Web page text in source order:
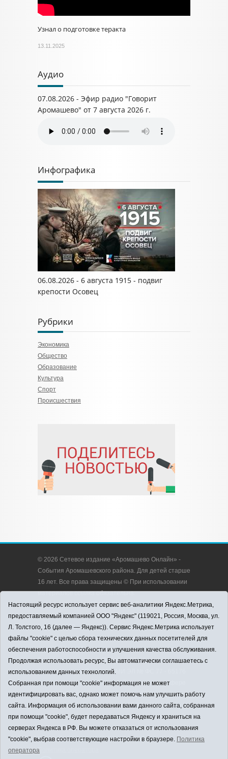
Узнал о подготовке теракта
13.11.2025
Аудио
07.08.2026 - Эфир радио "Говорит
Аромашево" от 7 августа 2026 г.
Инфографика
06.08.2026 - 6 августа 1915 - подвиг
крепости Осовец
Рубрики
Экономика
Общество
Образование
Культура
Спорт
Происшествия
© 2026 Сетевое издание «Аромашево Онлайн» -
События Аромашевского района. Для детей старше
16 лет. Все права защищены © При использовании
материалов ссылка обязательна.
Адрес редакции: 627350, Россия, Тюменская
область, Аромашевский район, с. Аромашево, ул.
Кирова, д. 13.
Адрес электронной почты редакции:
strudu72@obl72.ru
Телефон редакции: 8 (34545) 2-30-58
Регистрационный номер СМИ ЭЛ № ФС 77 - 65176
выдано Федеральной службой по надзору в сфере
связи, информационных технологий и массовых
коммуникаций (Роскомнадзор) 28.03.2016 г.
Учредитель: АНО «Информационно-издательский
центр «Слава труду».
Главный редактор: А.Н. Барабанщиков
Политика оператора
Настоящий ресурс использует сервис веб-аналитики Яндекс.Метрика,
предоставляемый компанией ООО "Яндекс" (119021, Россия, Москва, ул.
Л. Толстого, 16 (далее — Яндекс)). Сервис Яндекс.Метрика использует
файлы "cookie" с целью сбора технических данных посетителей для
обеспечения работоспособности и улучшения качества обслуживания.
Продолжая использовать ресурс, Вы автоматически соглашаетесь с
использованием данных технологий.
Собранная при помощи "cookie" информация не может
идентифицировать вас, однако может помочь нам улучшить работу
сайта. Информация об использовании вами данного сайта, собранная
при помощи "cookie", будет передаваться Яндексу и храниться на
серверах Яндекса в РФ. Вы можете отказаться от использования
"cookie", выбрав соответствующие настройки в браузере. Политика
оператора